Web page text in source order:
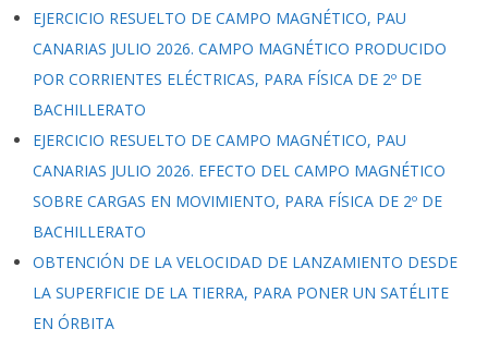
EJERCICIO RESUELTO DE CAMPO MAGNÉTICO, PAU
CANARIAS JULIO 2026. CAMPO MAGNÉTICO PRODUCIDO
POR CORRIENTES ELÉCTRICAS, PARA FÍSICA DE 2º DE
BACHILLERATO
EJERCICIO RESUELTO DE CAMPO MAGNÉTICO, PAU
CANARIAS JULIO 2026. EFECTO DEL CAMPO MAGNÉTICO
SOBRE CARGAS EN MOVIMIENTO, PARA FÍSICA DE 2º DE
BACHILLERATO
OBTENCIÓN DE LA VELOCIDAD DE LANZAMIENTO DESDE
LA SUPERFICIE DE LA TIERRA, PARA PONER UN SATÉLITE
EN ÓRBITA